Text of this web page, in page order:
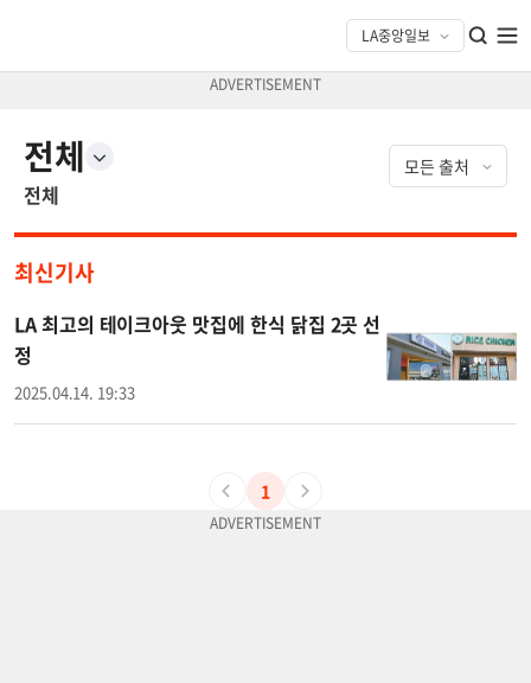
전체
전체
최신기사
LA 최고의 테이크아웃 맛집에 한식 닭집 2곳 선
정
2025.04.14. 19:33
1